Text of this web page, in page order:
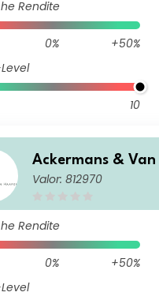
Rendite
0%
+50%
10
Ackermans &
V
Valor: 812970
Rendite
0%
+50%